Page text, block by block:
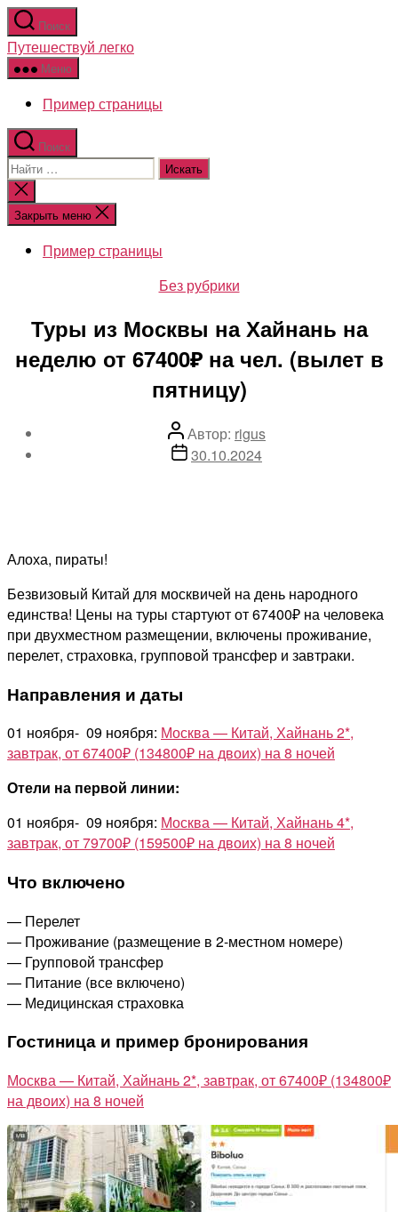
Перейти
к
содержимому
Поиск
Путешествуй легко
Меню
Пример страницы
Поиск
Поиск:
Закрыть
поиск
Закрыть меню
Пример страницы
Рубрики
Без рубрики
Туры из Москвы на Хайнань на
неделю от 67400₽ на чел. (вылет в
пятницу)
Автор
записи
Автор: rigus
Дата30.10.2024
Алоха, пираты!
Безвизовый Китай для москвичей на день народного
единства! Цены на туры стартуют от 67400₽ на человека
при двухместном размещении, включены проживание,
перелет, страховка, групповой трансфер и завтраки.
Направления и даты
01 ноября- 09 ноября: Москва — Китай, Хайнань 2*,
завтрак, от 67400₽ (134800₽ на двоих) на 8 ночей
Отели на первой линии:
01 ноября- 09 ноября: Москва — Китай, Хайнань 4*,
завтрак, от 79700₽ (159500₽ на двоих) на 8 ночей
Что включено
— Перелет
— Проживание (размещение в 2-местном номере)
— Групповой трансфер
— Питание (все включено)
— Медицинская страховка
Гостиница и пример бронирования
Москва — Китай, Хайнань 2*, завтрак, от 67400₽ (134800₽
на двоих) на 8 ночей